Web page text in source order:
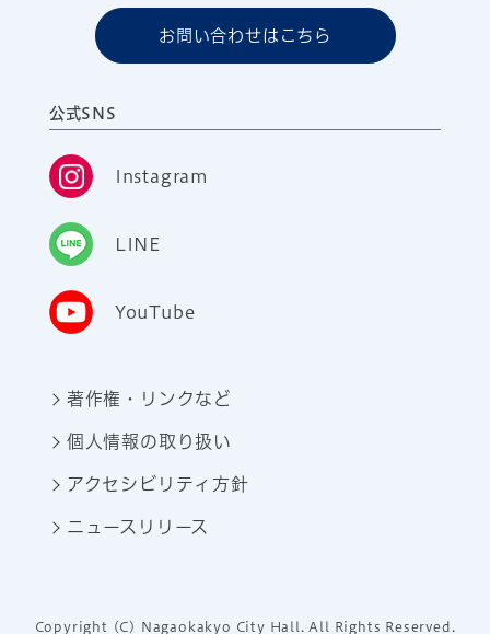
お問い合わせはこちら
公式SNS
Instagram
LINE
YouTube
著作権・リンクなど
個人情報の取り扱い
アクセシビリティ方針
ニュースリリース
Copyright (C) Nagaokakyo City Hall. All Rights Reserved.